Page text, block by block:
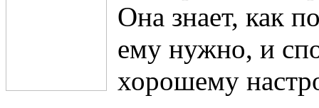
Она знает, как
ему нужно, и
хорошему